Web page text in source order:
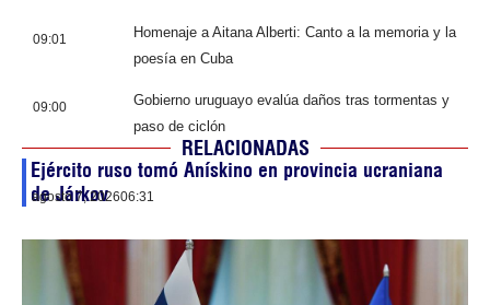
09:01
Homenaje a Aitana Alberti: Canto a la memoria y la
poesía en Cuba
09:00
Gobierno uruguayo evalúa daños tras tormentas y
paso de ciclón
RELACIONADAS
Ejército ruso tomó Anískino en provincia ucraniana
de Járkov
agosto 7, 202606:31